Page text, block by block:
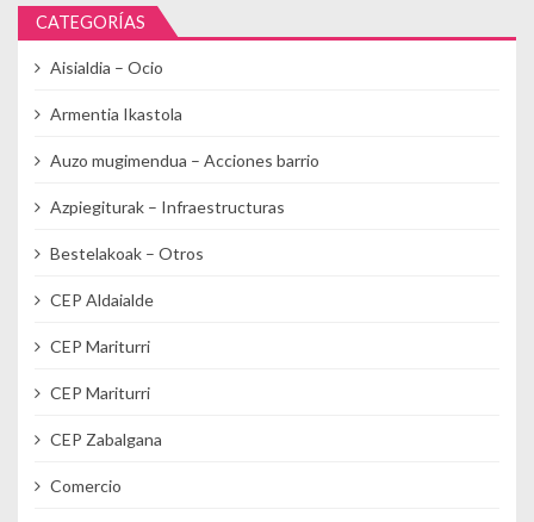
CATEGORÍAS
Aisialdia – Ocio
Armentia Ikastola
Auzo mugimendua – Acciones barrio
Azpiegiturak – Infraestructuras
Bestelakoak – Otros
CEP Aldaialde
CEP Mariturri
CEP Mariturri
CEP Zabalgana
Comercio